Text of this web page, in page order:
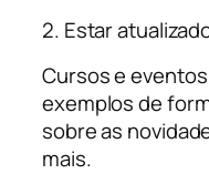
2. Estar
Cursos e
exemplos de
sobre as
mais.